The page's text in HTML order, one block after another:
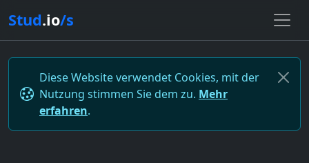
Stud.io/s
Diese Website verwendet Cookies, mit der
Nutzung stimmen Sie dem zu. Mehr
erfahren.